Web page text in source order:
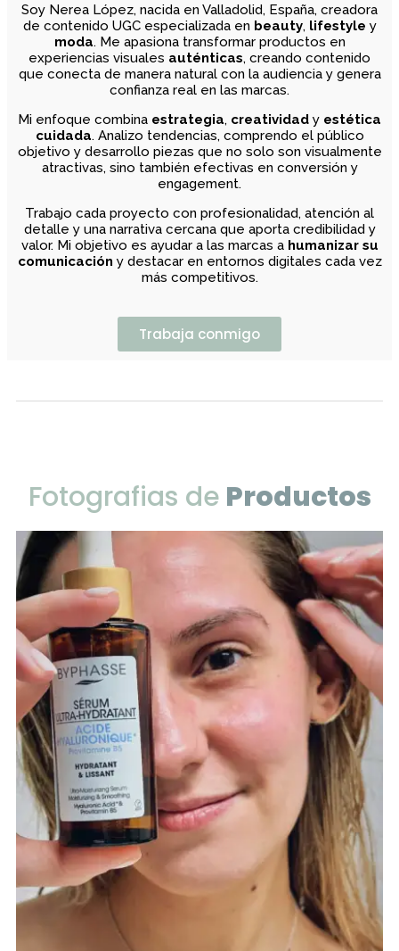
Soy Nerea López, nacida en Valladolid, España, creadora
de contenido UGC especializada en beauty, lifestyle y
moda. Me apasiona transformar productos en
experiencias visuales auténticas, creando contenido
que conecta de manera natural con la audiencia y genera
confianza real en las marcas.
Mi enfoque combina estrategia, creatividad y estética
cuidada. Analizo tendencias, comprendo el público
objetivo y desarrollo piezas que no solo son visualmente
atractivas, sino también efectivas en conversión y
engagement.
Trabajo cada proyecto con profesionalidad, atención al
detalle y una narrativa cercana que aporta credibilidad y
valor. Mi objetivo es ayudar a las marcas a humanizar su
comunicación y destacar en entornos digitales cada vez
más competitivos.
Trabaja conmigo
Fotografias de Productos